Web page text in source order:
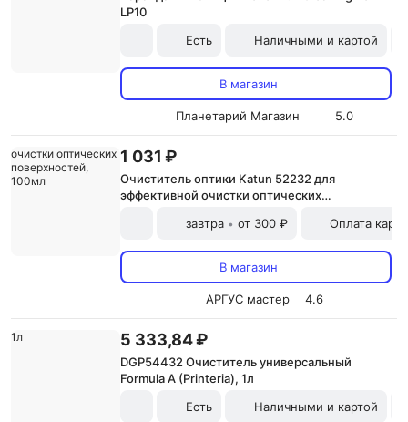
LP10
Есть
Наличными и картой
В магазин
Планетарий Магазин 5.0
1 031 ₽
Очиститель оптики Katun 52232 для
эффективной очистки оптических
завтра • от 300 ₽ Оплата
В магазин
АРГУС мастер 4.6
5 333,84 ₽
DGP54432 Очиститель универсальный
Formula A (Printeria), 1л
Есть
Наличными и картой